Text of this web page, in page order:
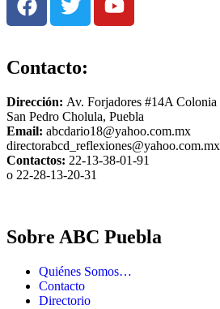
Contacto:
Dirección: Av. Forjadores #14A
San Pedro Cholula, Puebla
Email: abcdario18@yahoo.com.mx
directorabcd_reflexiones@yahoo.com.mx
Contactos: 22-13-38-01-91
o 22-28-13-20-31
Sobre ABC Puebla
Quiénes Somos…
Contacto
Directorio